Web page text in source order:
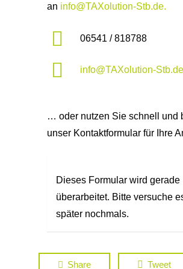
an info@TAXolution-Stb.de.
06541 / 818788
info@TAXolution-Stb.de
… oder nutzen Sie schnell und
unser Kontaktformular für Ihre
Dieses Formular wird gerade
überarbeitet. Bitte versuche
später nochmals.
Share Tweet